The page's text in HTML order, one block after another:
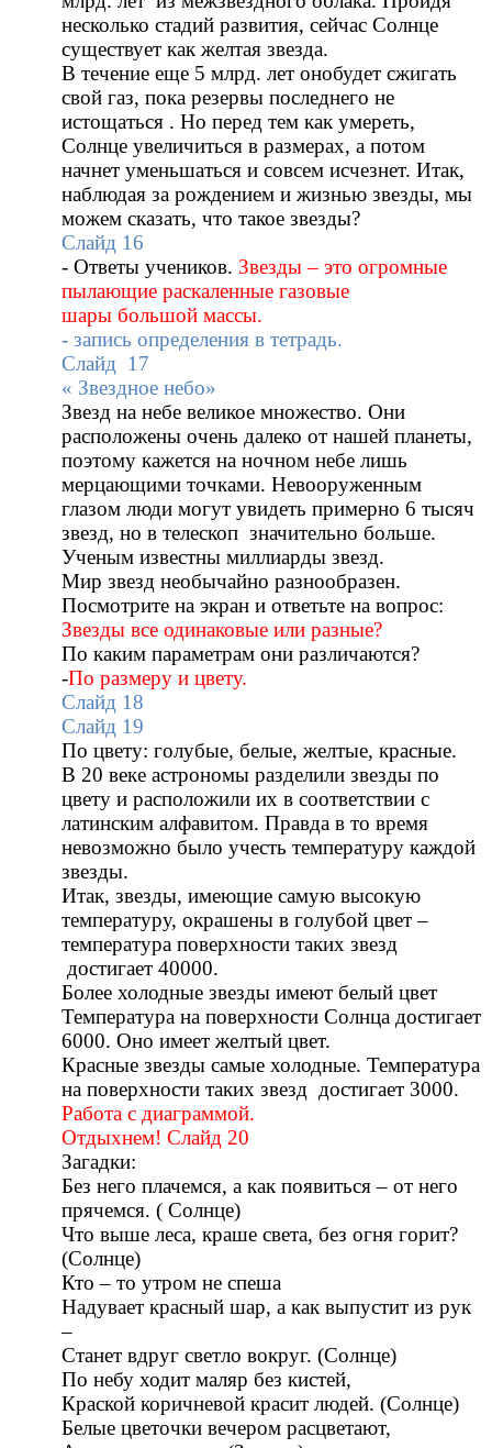
несколько стадий развития, сейчас Солнце
существует как желтая звезда.
В течение еще 5 млрд. лет онобудет сжигать
свой газ, пока резервы последнего не
истощаться . Но перед тем как умереть,
Солнце увеличиться в размерах, а потом
начнет уменьшаться и совсем исчезнет. Итак,
наблюдая за рождением и жизнью звезды, мы
можем сказать, что такое звезды?
Слайд 16
- Ответы учеников. Звезды – это огромные
пылающие раскаленные газовые
шары большой массы.
- запись определения в тетрадь.
Слайд 17
« Звездное небо»
Звезд на небе великое множество. Они
расположены очень далеко от нашей планеты,
поэтому кажется на ночном небе лишь
мерцающими точками. Невооруженным
глазом люди могут увидеть примерно 6 тысяч
звезд, но в телескоп значительно больше.
Ученым известны миллиарды звезд.
Мир звезд необычайно разнообразен.
Посмотрите на экран и ответьте на вопрос:
Звезды все одинаковые или разные?
По каким параметрам они различаются?
-По размеру и цвету.
Слайд 18
Слайд 19
По цвету: голубые, белые, желтые, красные.
В 20 веке астрономы разделили звезды по
цвету и расположили их в соответствии с
латинским алфавитом. Правда в то время
невозможно было учесть температуру каждой
звезды.
Итак, звезды, имеющие самую высокую
температуру, окрашены в голубой цвет –
температура поверхности таких звезд
достигает 40000.
Более холодные звезды имеют белый цвет
Температура на поверхности Солнца достигает
6000. Оно имеет желтый цвет.
Красные звезды самые холодные. Температура
на поверхности таких звезд достигает 3000.
Работа с диаграммой.
Отдыхнем! Слайд 20
Загадки:
Без него плачемся, а как появиться – от него
прячемся. ( Солнце)
Что выше леса, краше света, без огня горит?
(Солнце)
Кто – то утром не спеша
Надувает красный шар, а как выпустит из рук
–
Станет вдруг светло вокруг. (Солнце)
По небу ходит маляр без кистей,
Краской коричневой красит людей. (Солнце)
Белые цветочки вечером расцветают,